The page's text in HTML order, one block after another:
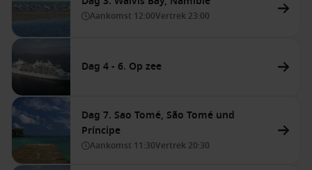
Aankomst 12:00Vertrek 23:00
Dag 4 - 6. Op zee
Dag 7. Sao Tomé, São Tomé und
Príncipe
Aankomst 11:30Vertrek 20:30